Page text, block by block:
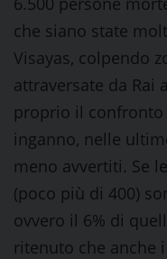
che siano state
Visayas, colpendo
attraversate da Rai
proprio il confronto
inganno, nelle
meno avvertiti. Se
(poco più di 400)
ovvero il 6% di
ritenuto che anche